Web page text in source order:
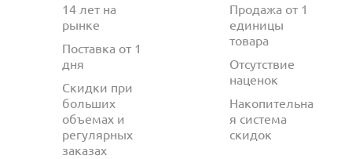
14 лет на
рынке
Поставка от 1
дня
Скидки при
больших
объемах и
регулярных
заказах
Продажа от 1
единицы
товара
Отсутствие
наценок
Накопительна
я система
скидок